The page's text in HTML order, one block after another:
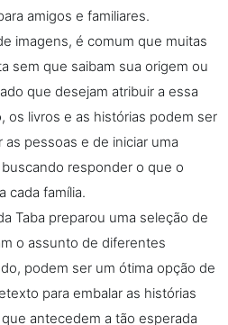
amigos e familiares.
imagens, é comum que muitas
sem que saibam sua origem ou
que desejam atribuir a essa
os livros e as histórias podem ser
pessoas e de iniciar uma
responder o que o
cada família.
Taba preparou uma seleção de
o assunto de diferentes
podem ser um ótima opção de
para embalar as histórias
antecedem a tão esperada